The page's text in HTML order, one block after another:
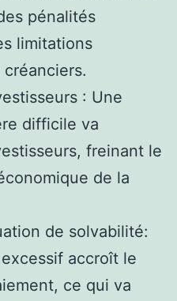
pénalités
limitations
: Une
difficile va
freinant le
de la
de solvabilité:
accroît le
ce qui va